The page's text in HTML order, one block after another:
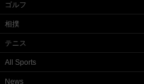
ゴルフ
相撲
テニス
All Sports
News